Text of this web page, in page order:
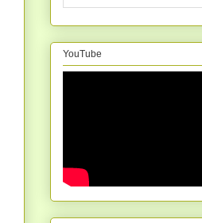
YouTube